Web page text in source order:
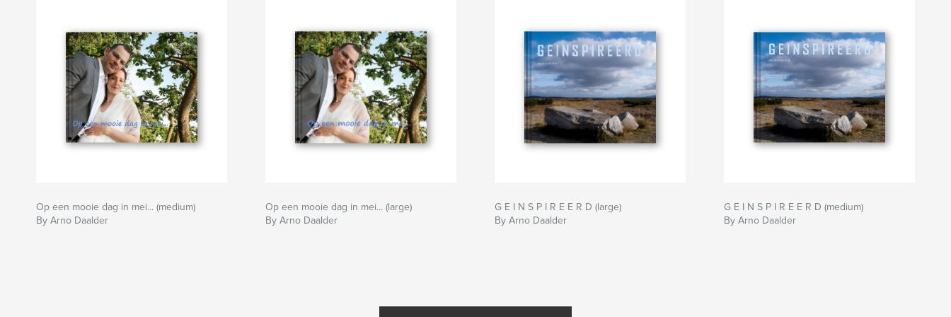
Op een mooie dag in mei... (medium)
By Arno Daalder
Op een mooie dag in mei... (large)
By Arno Daalder
G E I N S P I R E E R D (large)
By Arno Daalder
G E I N S P I R E E R D (medium)
By Arno Daalder